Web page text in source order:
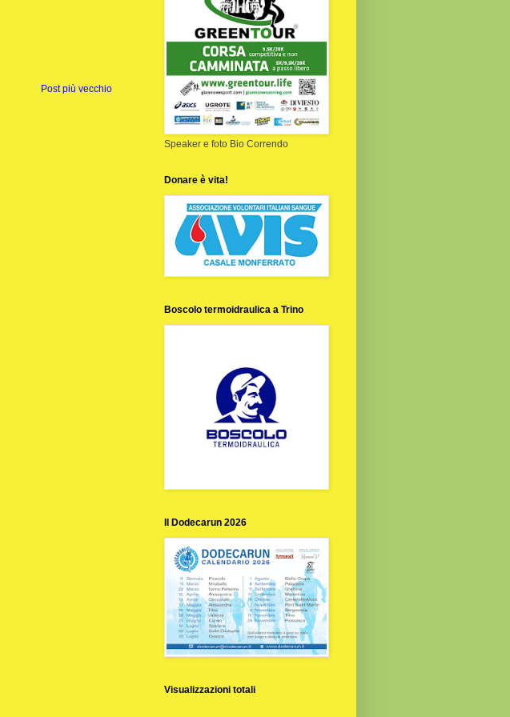
Post più vecchio
Speaker e foto Bio Correndo
Donare è vita!
Boscolo termoidraulica a Trino
Il Dodecarun 2026
Visualizzazioni totali